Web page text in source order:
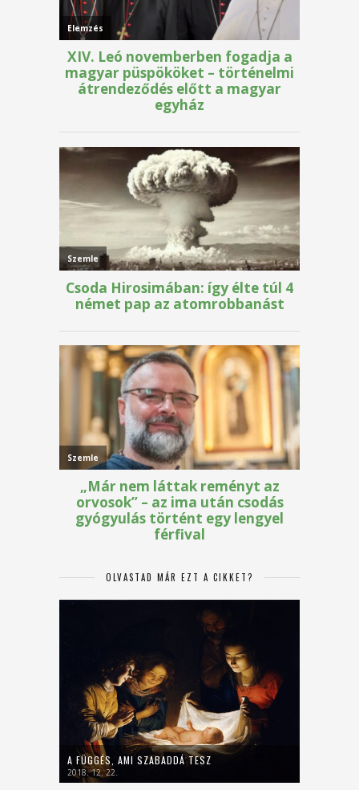
OLVASTAD MÁR EZT A CIKKET?
A FÜGGÉS, AMI SZABADDÁ TESZ
2018. 12. 22.